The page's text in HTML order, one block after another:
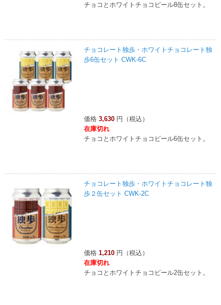
チョコとホワイトチョコビール8缶セット。
チョコレート独歩・ホワイトチョコレート独
歩6缶セット CWK-6C
価格 3,630 円（税込）
在庫切れ
チョコとホワイトチョコビール6缶セット。
チョコレート独歩・ホワイトチョコレート独
歩２缶セット CWK-2C
価格 1,210 円（税込）
在庫切れ
チョコとホワイトチョコビール2缶セット。